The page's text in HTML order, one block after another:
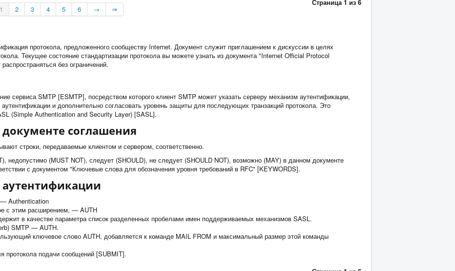
Страница 1 из 6
1 2 3 4 5 6 → ⇒
протокола, предложенного сообществу Internet. Документ служит приглашением к дискуссии в целях
Текущее состояние стандартизации протокола вы можете узнать из документа "Internet Official Protocol
без ограничений.
сервиса SMTP [ESMTP], посредством которого клиент SMTP может указать серверу механизм аутентификации,
и дополнительно согласовать уровень защиты для последующих транзакций протокола. Это
(Simple Authentication and Security Layer) [SASL].
соглашения
строки, передаваемые клиентом и сервером, соответственно.
недопустимо (MUST NOT), следует (SHOULD), не следует (SHOULD NOT), возможно (MAY) в данном документе
с документом "Ключевые слова для обозначения уровня требований в RFC" [KEYWORDS].
Authentication
с этим расширением, — AUTH
в качестве параметра список разделенных пробелами имен поддерживаемых механизмов SASL.
SMTP — AUTH.
ключевое слово AUTH, добавляется к команде MAIL FROM и максимальный размер этой команды
протокола подачи сообщений [SUBMIT].